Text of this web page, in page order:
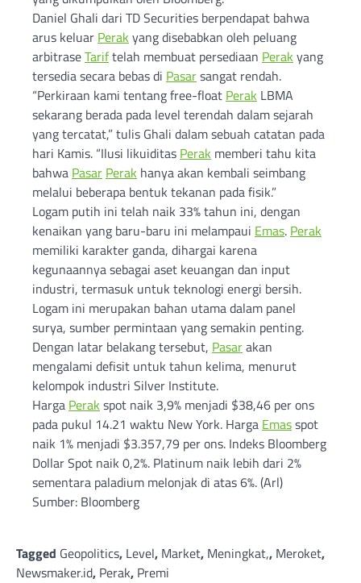
Daniel Ghali dari TD Securities berpendapat bahwa
arus keluar Perak yang disebabkan oleh peluang
arbitraseTariftelah membuat persediaan Perak yang
tersedia secara bebas di Pasarsangat rendah.
“Perkiraan kami tentang free-float Perak LBMA
sekarang berada pada level terendah dalam sejarah
yang tercatat,” tulis Ghali dalam sebuah catatan pada
hari Kamis. “Ilusi likuiditas Perak memberi tahu kita
bahwa Pasar Perak hanya akan kembali seimbang
melalui beberapa bentuk tekanan pada fisik.”
Logam putih ini telah naik 33% tahun ini, dengan
kenaikan yang baru-baru ini melampaui Emas. Perak
memiliki karakter ganda, dihargai karena
kegunaannya sebagai aset keuangan dan input
industri, termasuk untuk teknologi energi bersih.
Logam ini merupakan bahan utama dalam panel
surya, sumber permintaan yang semakin penting.
Dengan latar belakang tersebut, Pasarakan
mengalami defisit untuk tahun kelima, menurut
kelompok industri Silver Institute.
Harga Perak spot naik 3,9% menjadi $38,46 per ons
pada pukul 14.21 waktu New York. Harga Emasspot
naik 1% menjadi $3.357,79 per ons. Indeks Bloomberg
Dollar Spot naik 0,2%. Platinum naik lebih dari 2%
sementara paladium melonjak di atas 6%. (Arl)
Sumber: Bloomberg
Tagged Geopolitics, Level, Market, Meningkat,, Meroket,
Newsmaker.id, Perak, Premi